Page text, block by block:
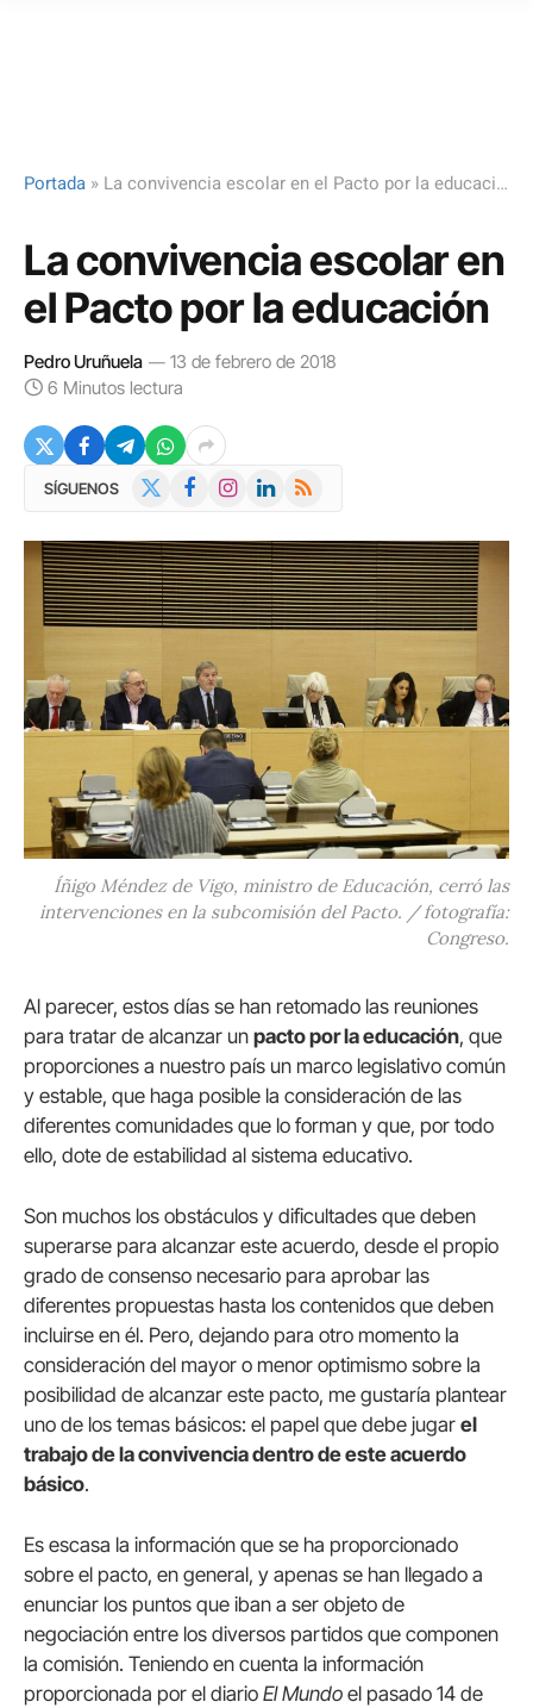
Portada » La convivencia escolar en el Pacto por la educación
La convivencia escolar en
el Pacto por la educación
Pedro Uruñuela
13 de febrero de 2018
6 Minutos lectura
SÍGUENOS FacebookInstagramLinkedIn
RSS
Íñigo Méndez de Vigo, ministro de Educación, cerró las
intervenciones en la subcomisión del Pacto. / fotografía:
Congreso.
Al parecer, estos días se han retomado las reuniones
para tratar de alcanzar un pacto por la educación, que
proporciones a nuestro país un marco legislativo común
y estable, que haga posible la consideración de las
diferentes comunidades que lo forman y que, por todo
ello, dote de estabilidad al sistema educativo.
Son muchos los obstáculos y dificultades que deben
superarse para alcanzar este acuerdo, desde el propio
grado de consenso necesario para aprobar las
diferentes propuestas hasta los contenidos que deben
incluirse en él. Pero, dejando para otro momento la
consideración del mayor o menor optimismo sobre la
posibilidad de alcanzar este pacto, me gustaría plantear
uno de los temas básicos: el papel que debe jugar el
trabajo de la convivencia dentro de este acuerdo
básico.
Es escasa la información que se ha proporcionado
sobre el pacto, en general, y apenas se han llegado a
enunciar los puntos que iban a ser objeto de
negociación entre los diversos partidos que componen
la comisión. Teniendo en cuenta la información
proporcionada por el diario El Mundo el pasado 14 de